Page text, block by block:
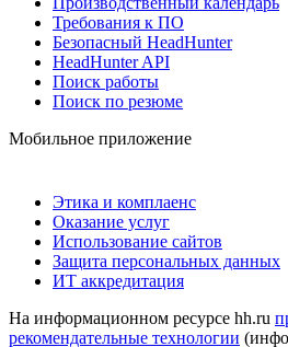
Требования к ПО
Безопасный HeadHunter
HeadHunter API
Поиск работы
Поиск по резюме
Мобильное приложение
Этика и комплаенс
Оказание услуг
Использование сайтов
Защита персональных данных
ИТ аккредитация
На информационном ресурсе hh.ru
рекомендательные технологии